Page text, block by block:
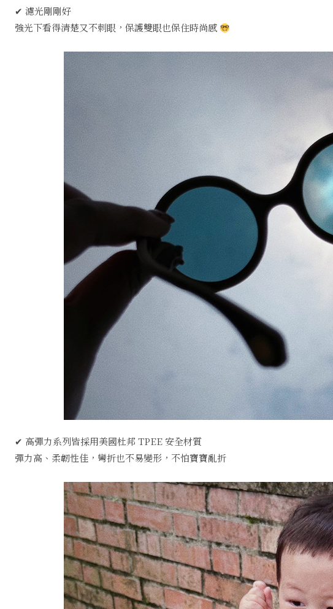
✔ 濾光剛剛好
強光下看得清楚又不刺眼，保護雙眼也保住時尚感
✔ 高彈力系列皆採用美國杜邦 TPEE 安全材質
彈力高、柔韌性佳，彎折也不易變形，不怕寶寶亂折